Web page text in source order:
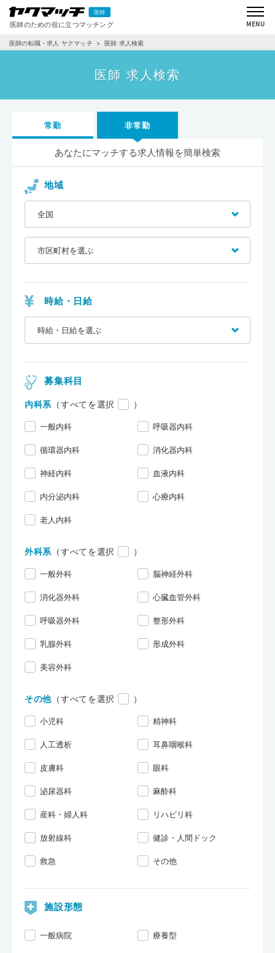
医師の転職・求人 ヤクマッチ 医師 求人検索
医師 求人検索
常勤 非常勤
あなたにマッチする求人情報を簡単検索
地域
時給・日給
募集科目
内科系 （すべてを選択 ）
一般内科 呼吸器内科
循環器内科 消化器内科
神経内科 血液内科
内分泌内科 心療内科
老人内科
外科系 （すべてを選択 ）
一般外科 脳神経外科
消化器外科 心臓血管外科
呼吸器外科 整形外科
乳腺外科 形成外科
美容外科
その他 （すべてを選択 ）
小児科 精神科
人工透析 耳鼻咽喉科
皮膚科 眼科
泌尿器科 麻酔科
産科・婦人科 リハビリ科
放射線科 健診・人間ドック
救急 その他
施設形態
一般病院 療養型